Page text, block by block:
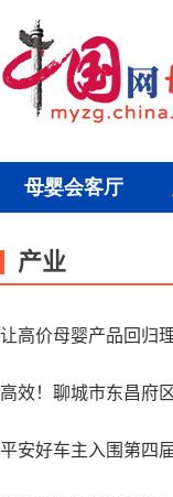
产业
让高价母婴产品回归
高效！聊城市东昌府
平安好车主入围第四